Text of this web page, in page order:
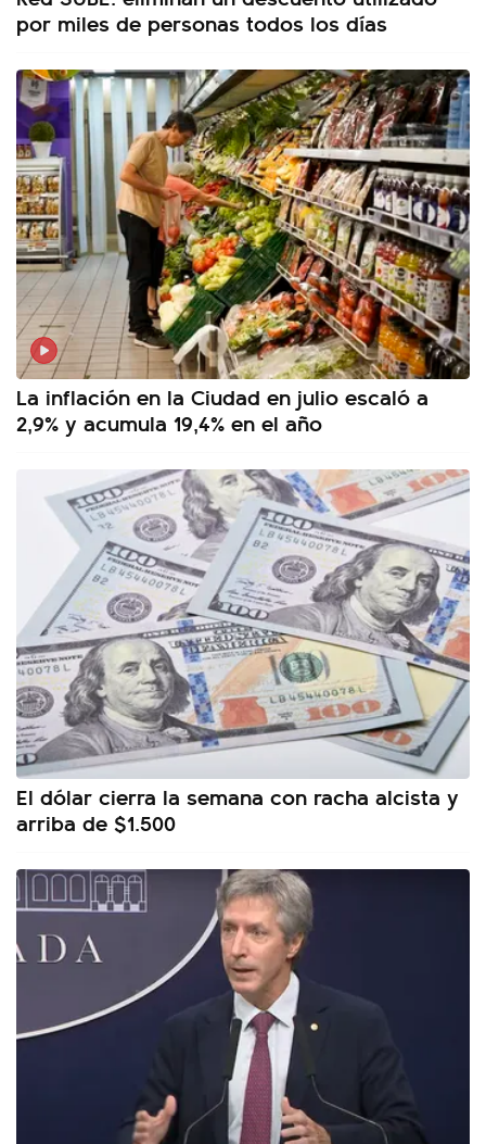
por miles de personas todos los días
La inflación en la Ciudad en julio escaló a
2,9% y acumula 19,4% en el año
El dólar cierra la semana con racha alcista y
arriba de $1.500